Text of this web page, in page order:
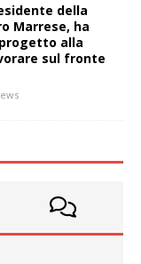
della
Marrese, ha
alla
sul fronte